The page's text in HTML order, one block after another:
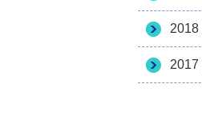
2018
2017